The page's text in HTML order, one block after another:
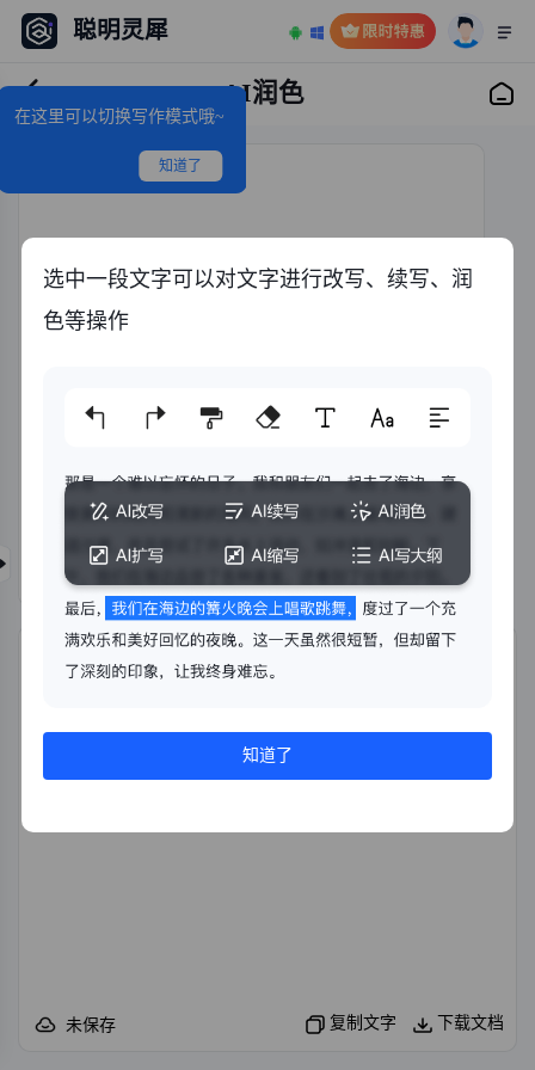
聪明灵犀
AI润色
在这里可以切换写作模式哦~
知道了
开始生成
未保存 复制文字 下载文档
选中一段文字可以对文字进行改写、续写、润
色等操作
知道了